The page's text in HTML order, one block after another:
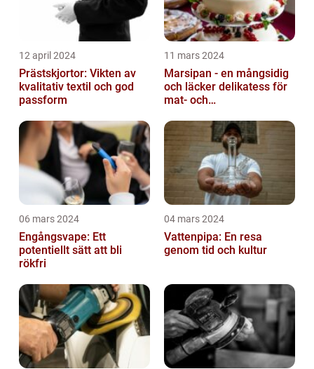
12 april 2024
Prästskjortor: Vikten av
kvalitativ textil och god
passform
11 mars 2024
Marsipan - en mångsidig
och läcker delikatess för
mat- och
06 mars 2024
Engångsvape: Ett
potentiellt sätt att bli
rökfri
04 mars 2024
Vattenpipa: En resa
genom tid och kultur